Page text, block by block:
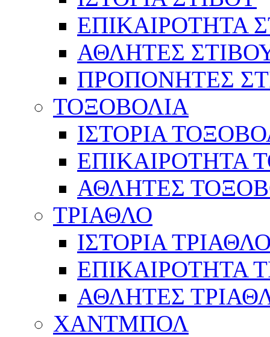
ΕΠΙΚΑΙΡΟΤΗΤΑ
ΑΘΛΗΤΕΣ
ΠΡΟΠΟΝΗΤΕΣ
ΤΟΞΟΒΟΛΙΑ
ΙΣΤΟΡΙΑ
ΕΠΙΚΑΙΡΟΤΗΤΑ
ΑΘΛΗΤΕΣ
ΤΡΙΑΘΛΟ
ΙΣΤΟΡΙΑ
ΕΠΙΚΑΙΡΟΤΗΤΑ
ΑΘΛΗΤΕΣ
ΧΑΝΤΜΠΟΛ